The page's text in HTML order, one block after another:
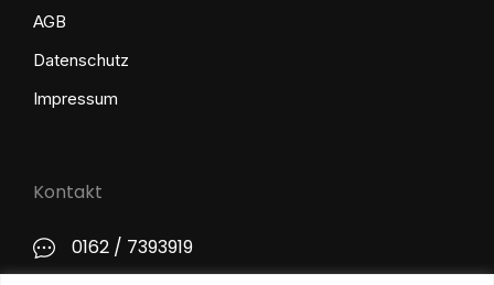
AGB
Datenschutz
Impressum
Kontakt
0162 / 7393919